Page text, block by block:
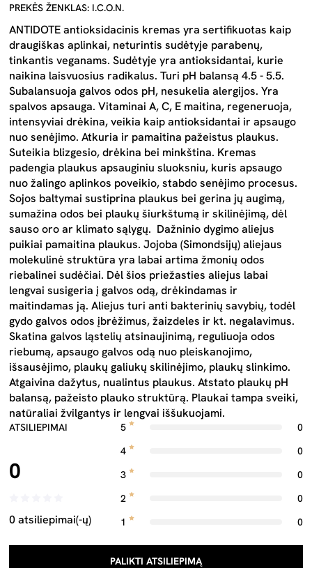
PREKĖS ŽENKLAS: I.C.O.N.
ANTIDOTE antioksidacinis kremas yra sertifikuotas kaip
draugiškas aplinkai, neturintis sudėtyje parabenų,
tinkantis veganams. Sudėtyje yra antioksidantai, kurie
naikina laisvuosius radikalus. Turi pH balansą 4.5 - 5.5.
Subalansuoja galvos odos pH, nesukelia alergijos. Yra
spalvos apsauga. Vitaminai A, C, E maitina, regeneruoja,
intensyviai drėkina, veikia kaip antioksidantai ir apsaugo
nuo senėjimo. Atkuria ir pamaitina pažeistus plaukus.
Suteikia blizgesio, drėkina bei minkština. Kremas
padengia plaukus apsauginiu sluoksniu, kuris apsaugo
nuo žalingo aplinkos poveikio, stabdo senėjimo procesus.
Sojos baltymai sustiprina plaukus bei gerina jų augimą,
sumažina odos bei plaukų šiurkštumą ir skilinėjimą, dėl
sauso oro ar klimato sąlygų. Dažninio dygimo aliejus
puikiai pamaitina plaukus. Jojoba (Simondsijų) aliejaus
molekulinė struktūra yra labai artima žmonių odos
riebalinei sudėčiai. Dėl šios priežasties aliejus labai
lengvai susigeria į galvos odą, drėkindamas ir
maitindamas ją. Aliejus turi anti bakterinių savybių, todėl
gydo galvos odos įbrėžimus, žaizdeles ir kt. negalavimus.
Skatina galvos ląstelių atsinaujinimą, reguliuoja odos
riebumą, apsaugo galvos odą nuo pleiskanojimo,
išsausėjimo, plaukų galiukų skilinėjimo, plaukų slinkimo.
Atgaivina dažytus, nualintus plaukus. Atstato plaukų pH
balansą, pažeisto plauko struktūrą. Plaukai tampa sveiki,
natūraliai žvilgantys ir lengvai iššukuojami.
ATSILIEPIMAI
0
0 atsiliepimai(-ų)
5
0
4
0
3
0
2
0
1
0
PALIKTI ATSILIEPIMĄ